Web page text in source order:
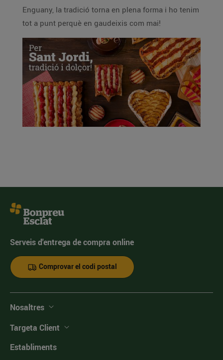
Enguany, la tradició torna en plena forma i ho tenim
tot a punt perquè en gaudeixis com mai!
Serveis d'entrega de compra online
Comprovar el codi postal
Nosaltres
Targeta Client
Establiments